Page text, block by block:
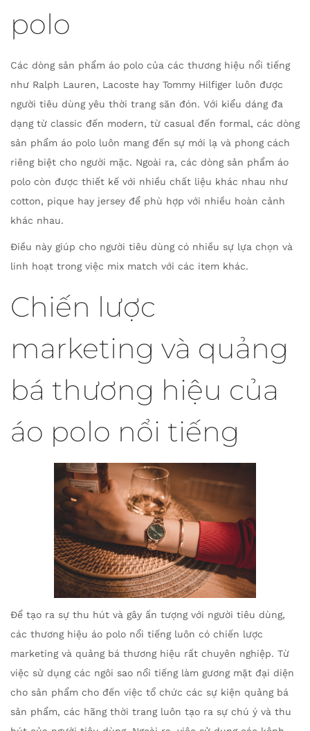
polo
Các dòng sản phẩm áo polo của các thương hiệu nổi tiếng
như Ralph Lauren, Lacoste hay Tommy Hilfiger luôn được
người tiêu dùng yêu thời trang săn đón. Với kiểu dáng đa
dạng từ classic đến modern, từ casual đến formal, các dòng
sản phẩm áo polo luôn mang đến sự mới lạ và phong cách
riêng biệt cho người mặc. Ngoài ra, các dòng sản phẩm áo
polo còn được thiết kế với nhiều chất liệu khác nhau như
cotton, pique hay jersey để phù hợp với nhiều hoàn cảnh
khác nhau.
Điều này giúp cho người tiêu dùng có nhiều sự lựa chọn và
linh hoạt trong việc mix match với các item khác.
Chiến lược
marketing và quảng
bá thương hiệu của
áo polo nổi tiếng
Để tạo ra sự thu hút và gây ấn tượng với người tiêu dùng,
các thương hiệu áo polo nổi tiếng luôn có chiến lược
marketing và quảng bá thương hiệu rất chuyên nghiệp. Từ
việc sử dụng các ngôi sao nổi tiếng làm gương mặt đại diện
cho sản phẩm cho đến việc tổ chức các sự kiện quảng bá
sản phẩm, các hãng thời trang luôn tạo ra sự chú ý và thu